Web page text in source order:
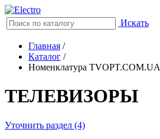
Искать
Главная /
Каталог /
Номенклатура TVOPT.COM.UA
ТЕЛЕВИЗОРЫ
Уточнить раздел (4)